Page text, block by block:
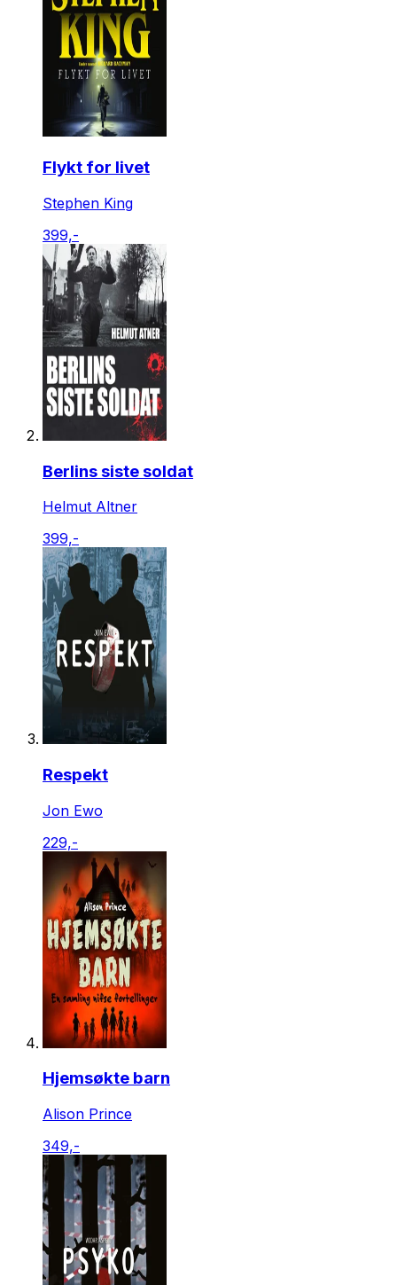
Flykt for livet
Stephen King
399,-
Berlins siste soldat
Helmut Altner
399,-
Respekt
Jon Ewo
229,-
Hjemsøkte barn
Alison Prince
349,-